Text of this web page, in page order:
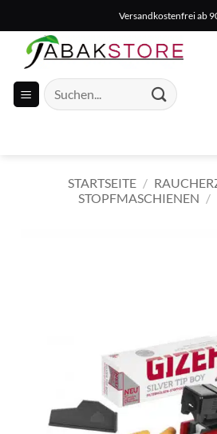
Inhalt
springen
Versandkostenfrei ab
Suche
nach:
STARTSEITE /
STOPFMASCHIENEN /